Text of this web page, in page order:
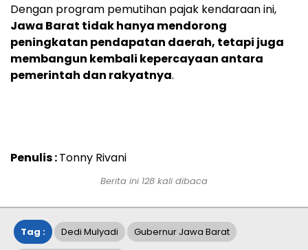
Dengan program pemutihan pajak kendaraan ini,
Jawa Barat tidak hanya mendorong
peningkatan pendapatan daerah, tetapi juga
membangun kembali kepercayaan antara
pemerintah dan rakyatnya.
Penulis :Tonny Rivani
Berita ini 128 kali dibaca
Tag : Dedi Mulyadi Gubernur Jawa Barat